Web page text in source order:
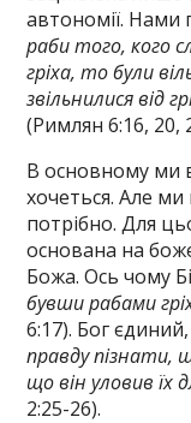
автономії. Нами
раби того, кого
гріха, то були
звільнилися від
(Римлян 6:16, 20,
В основному ми
хочеться. Але ми
потрібно. Для
основана на
Божа. Ось чому
бувши рабами
6:17). Бог єдиний,
правду пізнати,
що він уловив їх
2:25-26).